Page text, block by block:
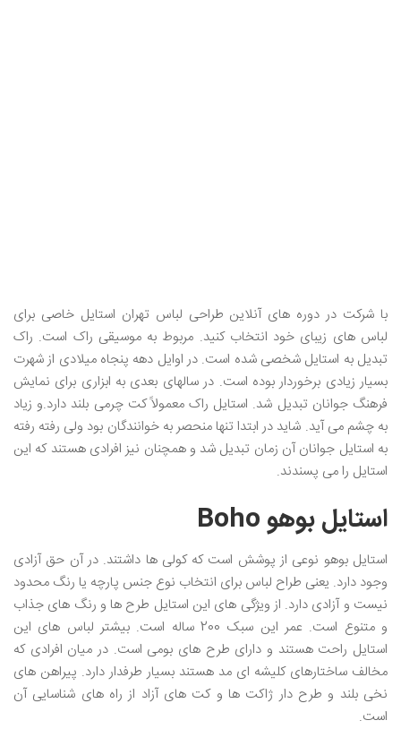
با شرکت در دوره های آنلاین طراحی لباس تهران استایل خاصی برای
لباس های زیبای خود انتخاب کنید. مربوط به موسیقی راک است. راک
تبدیل به استایل شخصی شده است. در اوایل دهه پنجاه میلادی از شهرت
بسیار زیادی برخوردار بوده است. در سالهای بعدی به ابزاری برای نمایش
فرهنگ جوانان تبدیل شد. استایل راک معمولاً کت چرمی بلند دارد.و زیاد
به چشم می آید. شاید در ابتدا تنها منحصر به خوانندگان بود ولی رفته رفته
به استایل جوانان آن زمان تبدیل شد و همچنان نیز افرادی هستند که این
استایل را می پسندند.
استایل بوهو Boho
استایل بوهو نوعی از پوشش است که کولی ها داشتند. در آن حق آزادی
وجود دارد. یعنی طراح لباس برای انتخاب نوع جنس پارچه یا رنگ محدود
نیست و آزادی دارد. از ویژگی های این استایل طرح ها و رنگ های جذاب
و متنوع است. عمر این سبک 200 ساله است. بیشتر لباس های این
استایل راحت هستند و دارای طرح های بومی است. در میان افرادی که
مخالف ساختارهای کلیشه ای مد هستند بسیار طرفدار دارد. پیراهن های
نخی بلند و طرح دار ژاکت ها و کت های آزاد از راه های شناسایی آن
است.